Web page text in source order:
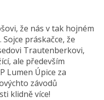
že nás v tak hojném
práskačce, že
Trautenberkovi,
ale především
Lumen Úpice za
závodů
klidně více!